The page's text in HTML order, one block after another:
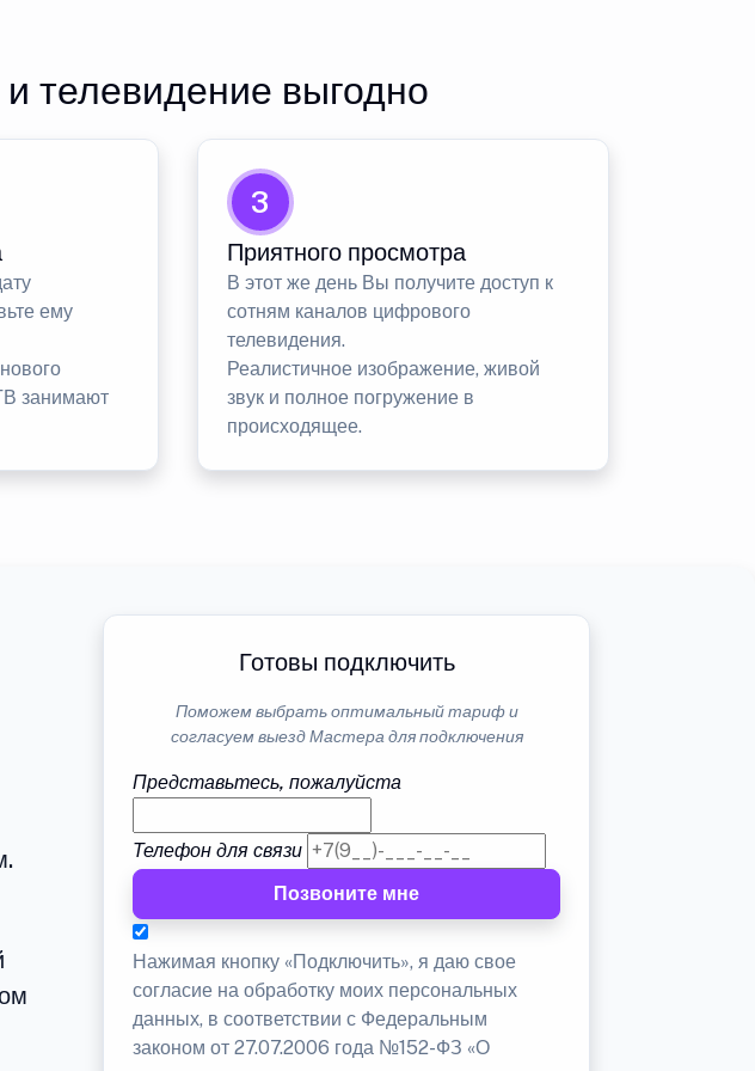
телевидение выгодно
ему
занимают
3
Приятного просмотра
В этот же день Вы получите доступ к
сотням каналов цифрового
телевидения.
Реалистичное изображение, живой
звук и полное погружение в
происходящее.
Готовы подключить
Поможем выбрать оптимальный тариф и
согласуем выезд Мастера для подключения
Представьтесь, пожалуйста
Телефон для связи
Позвоните мне
Нажимая кнопку «Подключить», я даю свое
согласие на обработку моих персональных
данных, в соответствии с Федеральным
законом от 27.07.2006 года №152-ФЗ «О